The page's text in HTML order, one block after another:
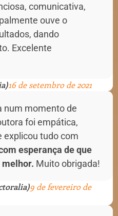
comunicativa,
ouve o
dando
Excelente
16 de setembro de 2021
num momento de
foi empática,
explicou tudo com
esperança de que
Muito obrigada!
9 de fevereiro de